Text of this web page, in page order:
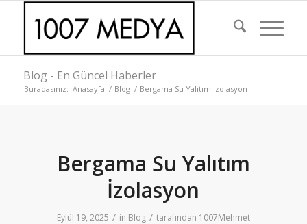
Blog - En Güncel Haberler
Buradasınız: Anasayfa / Blog / Bergama Su Yalıtım İzolasyon
Bergama Su Yalıtım
İzolasyon
Eylül 19, 2025 / in Blog / tarafından 1007Mehmet